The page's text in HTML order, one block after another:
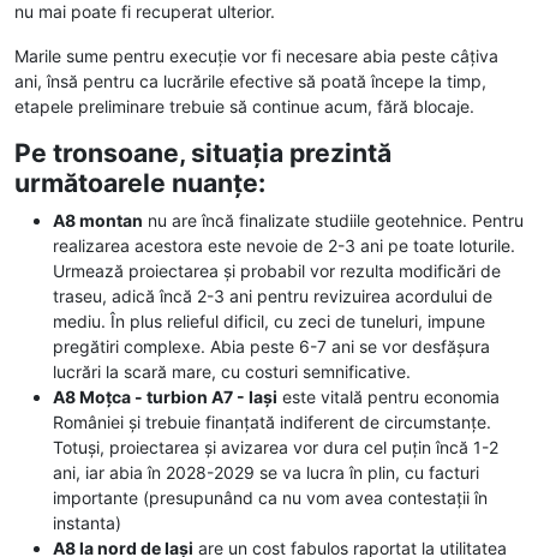
nu mai poate fi recuperat ulterior.
Marile sume pentru execuție vor fi necesare abia peste câțiva
ani, însă pentru ca lucrările efective să poată începe la timp,
etapele preliminare trebuie să continue acum, fără blocaje.
Pe tronsoane, situația prezintă
următoarele nuanțe:
A8 montan nu are încă finalizate studiile geotehnice. Pentru
realizarea acestora este nevoie de 2-3 ani pe toate loturile.
Urmează proiectarea și probabil vor rezulta modificări de
traseu, adică încă 2-3 ani pentru revizuirea acordului de
mediu. În plus relieful dificil, cu zeci de tuneluri, impune
pregătiri complexe. Abia peste 6-7 ani se vor desfășura
lucrări la scară mare, cu costuri semnificative.
A8 Moțca - turbion A7 - Iaşi este vitală pentru economia
României şi trebuie finanţată indiferent de circumstanțe.
Totuși, proiectarea şi avizarea vor dura cel puțin încă 1-2
ani, iar abia în 2028-2029 se va lucra în plin, cu facturi
importante (presupunând ca nu vom avea contestaţii în
instanta)
A8 la nord de Iaşi are un cost fabulos raportat la utilitatea